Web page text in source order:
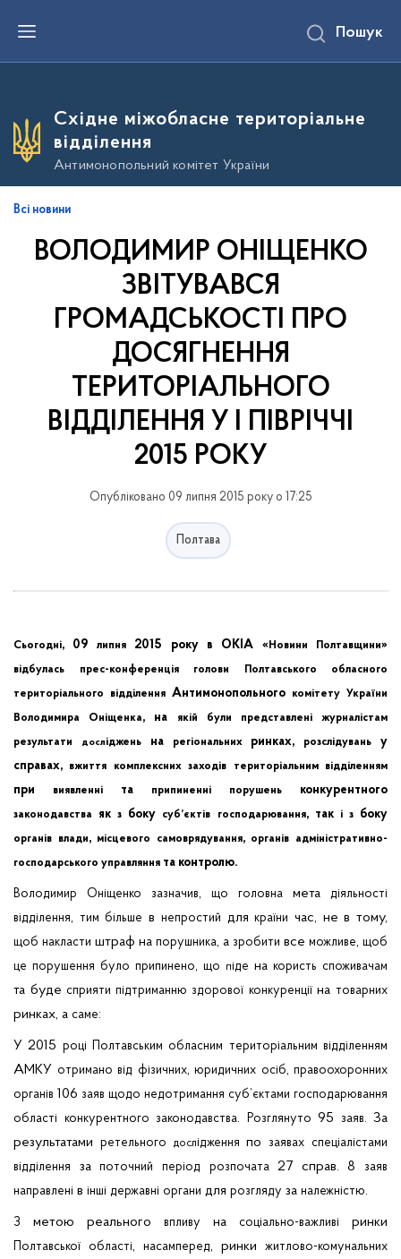
е
о
о
в
Пошук
Східне міжобласне територіальне
відділення
Антимонопольний комітет України
Всі новини
ВОЛОДИМИР ОНІЩЕНКО
ЗВІТУВАВСЯ
ГРОМАДСЬКОСТІ ПРО
ДОСЯГНЕННЯ
ТЕРИТОРІАЛЬНОГО
ВІДДІЛЕННЯ У І ПІВРІЧЧІ
2015 РОКУ
Опубліковано 09 липня 2015 року о 17:25
Полтава
Сьогодні, 09 липня2015 року в ОКІА « Новини Полтавщини»
відбулась прес-конференція голови Полтавського обласного
територіального відділення Антимонопольного комітету України
Володимира Оніщенка, на якій були представлені журналістам
результати дослідженьна регіональнихринках, розслідувань
у
справах,
вжиття комплексних заходів територіальним відділенням
при виявленні та припиненні порушень конкурентного
законодавства якз боку суб’єктів господарювання, так і збоку
органів влади, місцевого самоврядування, органів адміністративно-
господарського управляння та контролю.
Володимир Оніщенко зазначив, що головна мета діяльності
відділення, тим більше в непростий длякраїни час, не в тому,
щоб накласти штраф на порушника, а зробити все можливе, щоб
це порушення було припинено, що піде на користь споживачам
та буде сприяти підтриманню здорової конкуренціїнатоварних
ринках, а саме:
У 2015 році Полтавським обласним територіальним відділенням
АМКУ отримано від фізичних, юридичних осіб, правоохоронних
органів 106 заяв щодо недотримання суб’єктами господарювання
області конкурентного законодавства. Розглянуто 95 заяв. За
результатами ретельного дослідження по заявах спеціалістами
відділення запоточний період розпочата27 справ. 8 заяв
направлені в інші державні органи для розгляду за належністю.
З метою реального впливу на соціально-важливі ринки
Полтавської області, насамперед, ринки житлово-комунальних